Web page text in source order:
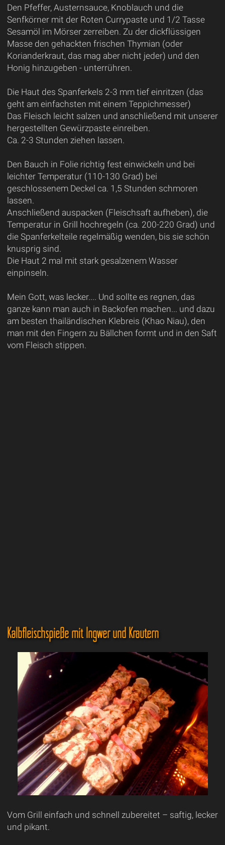
Den Pfeffer, Austernsauce, Knoblauch und die
Senfkörner mit der Roten Currypaste und 1/2 Tasse
Sesamöl im Mörser zerreiben. Zu der dickflüssigen
Masse den gehackten frischen Thymian (oder
Korianderkraut, das mag aber nicht jeder) und den
Honig hinzugeben - unterrühren.
Die Haut des Spanferkels 2-3 mm tief einritzen (das
geht am einfachsten mit einem Teppichmesser)
Das Fleisch leicht salzen und anschließend mit unserer
hergestellten Gewürzpaste einreiben.
Ca. 2-3 Stunden ziehen lassen.
Den Bauch in Folie richtig fest einwickeln und bei
leichter Temperatur (110-130 Grad) bei
geschlossenem Deckel ca. 1,5 Stunden schmoren
lassen.
Anschließend auspacken (Fleischsaft aufheben), die
Temperatur in Grill hochregeln (ca. 200-220 Grad) und
die Spanferkelteile regelmäßig wenden, bis sie schön
knusprig sind.
Die Haut 2 mal mit stark gesalzenem Wasser
einpinseln.
Mein Gott, was lecker.... Und sollte es regnen, das
ganze kann man auch in Backofen machen... und dazu
am besten thailändischen Klebreis (Khao Niau), den
man mit den Fingern zu Bällchen formt und in den Saft
vom Fleisch stippen.
Kalbfleischspieße mit Ingwer und Kräutern
Vom Grill einfach und schnell zubereitet – saftig, lecker
und pikant.